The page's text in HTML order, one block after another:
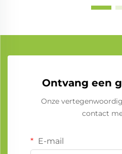
Ontvang een
Onze
contact
E-mail